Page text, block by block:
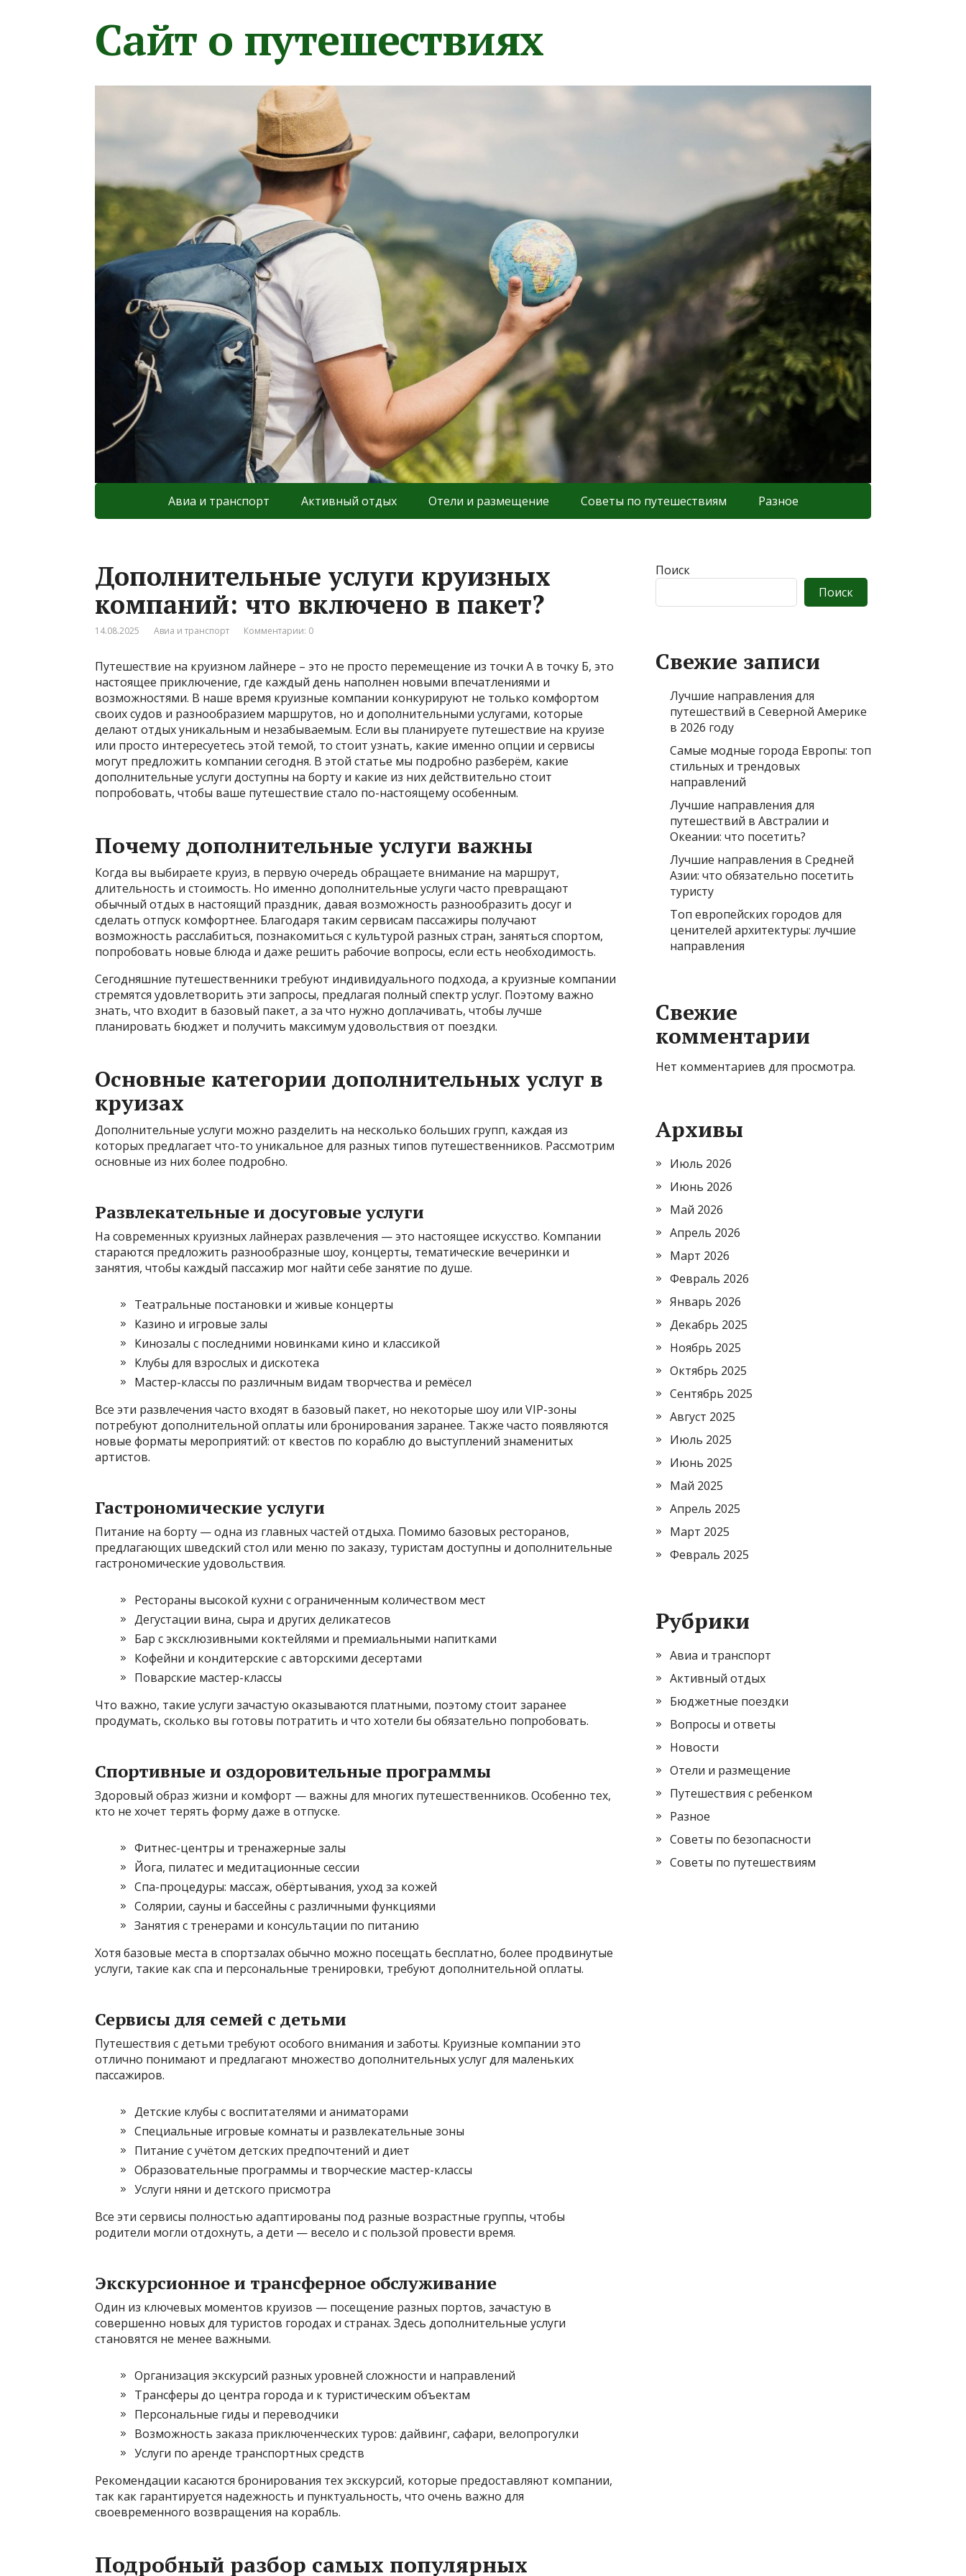
Сайт о путешествиях
Авиа и транспорт Активный отдых Отели и размещение Советы по путешествиям Разное
Дополнительные услуги круизных
компаний: что включено в пакет?
14.08.2025 Авиа и транспорт Комментарии: 0
Путешествие на круизном лайнере – это не просто перемещение из точки А в точку Б, это
настоящее приключение, где каждый день наполнен новыми впечатлениями и
возможностями. В наше время круизные компании конкурируют не только комфортом
своих судов и разнообразием маршрутов, но и дополнительными услугами, которые
делают отдых уникальным и незабываемым. Если вы планируете путешествие на круизе
или просто интересуетесь этой темой, то стоит узнать, какие именно опции и сервисы
могут предложить компании сегодня. В этой статье мы подробно разберём, какие
дополнительные услуги доступны на борту и какие из них действительно стоит
попробовать, чтобы ваше путешествие стало по-настоящему особенным.
Почему дополнительные услуги важны
Когда вы выбираете круиз, в первую очередь обращаете внимание на маршрут,
длительность и стоимость. Но именно дополнительные услуги часто превращают
обычный отдых в настоящий праздник, давая возможность разнообразить досуг и
сделать отпуск комфортнее. Благодаря таким сервисам пассажиры получают
возможность расслабиться, познакомиться с культурой разных стран, заняться спортом,
попробовать новые блюда и даже решить рабочие вопросы, если есть необходимость.
Сегодняшние путешественники требуют индивидуального подхода, а круизные компании
стремятся удовлетворить эти запросы, предлагая полный спектр услуг. Поэтому важно
знать, что входит в базовый пакет, а за что нужно доплачивать, чтобы лучше
планировать бюджет и получить максимум удовольствия от поездки.
Основные категории дополнительных услуг в
круизах
Дополнительные услуги можно разделить на несколько больших групп, каждая из
которых предлагает что-то уникальное для разных типов путешественников. Рассмотрим
основные из них более подробно.
Развлекательные и досуговые услуги
На современных круизных лайнерах развлечения — это настоящее искусство. Компании
стараются предложить разнообразные шоу, концерты, тематические вечеринки и
занятия, чтобы каждый пассажир мог найти себе занятие по душе.
Театральные постановки и живые концерты
Казино и игровые залы
Кинозалы с последними новинками кино и классикой
Клубы для взрослых и дискотека
Мастер-классы по различным видам творчества и ремёсел
Все эти развлечения часто входят в базовый пакет, но некоторые шоу или VIP-зоны
потребуют дополнительной оплаты или бронирования заранее. Также часто появляются
новые форматы мероприятий: от квестов по кораблю до выступлений знаменитых
артистов.
Гастрономические услуги
Питание на борту — одна из главных частей отдыха. Помимо базовых ресторанов,
предлагающих шведский стол или меню по заказу, туристам доступны и дополнительные
гастрономические удовольствия.
Рестораны высокой кухни с ограниченным количеством мест
Дегустации вина, сыра и других деликатесов
Бар с эксклюзивными коктейлями и премиальными напитками
Кофейни и кондитерские с авторскими десертами
Поварские мастер-классы
Что важно, такие услуги зачастую оказываются платными, поэтому стоит заранее
продумать, сколько вы готовы потратить и что хотели бы обязательно попробовать.
Спортивные и оздоровительные программы
Здоровый образ жизни и комфорт — важны для многих путешественников. Особенно тех,
кто не хочет терять форму даже в отпуске.
Фитнес-центры и тренажерные залы
Йога, пилатес и медитационные сессии
Спа-процедуры: массаж, обёртывания, уход за кожей
Солярии, сауны и бассейны с различными функциями
Занятия с тренерами и консультации по питанию
Хотя базовые места в спортзалах обычно можно посещать бесплатно, более продвинутые
услуги, такие как спа и персональные тренировки, требуют дополнительной оплаты.
Сервисы для семей с детьми
Путешествия с детьми требуют особого внимания и заботы. Круизные компании это
отлично понимают и предлагают множество дополнительных услуг для маленьких
пассажиров.
Детские клубы с воспитателями и аниматорами
Специальные игровые комнаты и развлекательные зоны
Питание с учётом детских предпочтений и диет
Образовательные программы и творческие мастер-классы
Услуги няни и детского присмотра
Все эти сервисы полностью адаптированы под разные возрастные группы, чтобы
родители могли отдохнуть, а дети — весело и с пользой провести время.
Экскурсионное и трансферное обслуживание
Один из ключевых моментов круизов — посещение разных портов, зачастую в
совершенно новых для туристов городах и странах. Здесь дополнительные услуги
становятся не менее важными.
Организация экскурсий разных уровней сложности и направлений
Трансферы до центра города и к туристическим объектам
Персональные гиды и переводчики
Возможность заказа приключенческих туров: дайвинг, сафари, велопрогулки
Услуги по аренде транспортных средств
Рекомендации касаются бронирования тех экскурсий, которые предоставляют компании,
так как гарантируется надежность и пунктуальность, что очень важно для
своевременного возвращения на корабль.
Подробный разбор самых популярных
Поиск
Поиск
Свежие записи
Лучшие направления для
путешествий в Северной Америке
в 2026 году
Самые модные города Европы: топ
стильных и трендовых
направлений
Лучшие направления для
путешествий в Австралии и
Океании: что посетить?
Лучшие направления в Средней
Азии: что обязательно посетить
туристу
Топ европейских городов для
ценителей архитектуры: лучшие
направления
Свежие
комментарии
Нет комментариев для просмотра.
Архивы
Июль 2026
Июнь 2026
Май 2026
Апрель 2026
Март 2026
Февраль 2026
Январь 2026
Декабрь 2025
Ноябрь 2025
Октябрь 2025
Сентябрь 2025
Август 2025
Июль 2025
Июнь 2025
Май 2025
Апрель 2025
Март 2025
Февраль 2025
Рубрики
Авиа и транспорт
Активный отдых
Бюджетные поездки
Вопросы и ответы
Новости
Отели и размещение
Путешествия с ребенком
Разное
Советы по безопасности
Советы по путешествиям